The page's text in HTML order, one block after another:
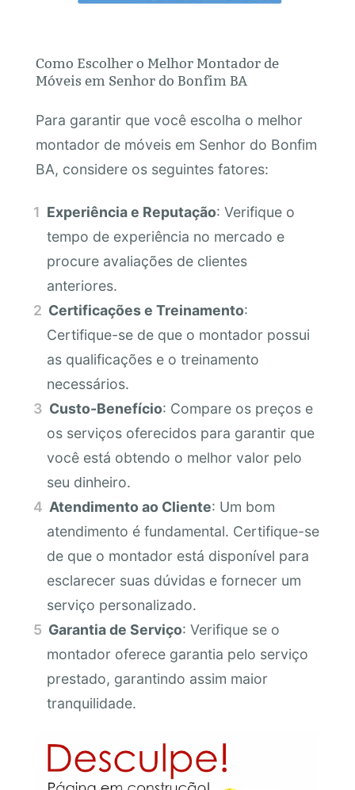
Como Escolher o Melhor Montador de
Móveis em Senhor do Bonfim BA
Para garantir que você escolha o melhor
montador de móveis em Senhor do Bonfim
BA, considere os seguintes fatores:
Experiência e Reputação: Verifique o
tempo de experiência no mercado e
procure avaliações de clientes
anteriores.
Certificações e Treinamento:
Certifique-se de que o montador possui
as qualificações e o treinamento
necessários.
Custo-Benefício: Compare os preços e
os serviços oferecidos para garantir que
você está obtendo o melhor valor pelo
seu dinheiro.
Atendimento ao Cliente: Um bom
atendimento é fundamental. Certifique-se
de que o montador está disponível para
esclarecer suas dúvidas e fornecer um
serviço personalizado.
Garantia de Serviço: Verifique se o
montador oferece garantia pelo serviço
prestado, garantindo assim maior
tranquilidade.